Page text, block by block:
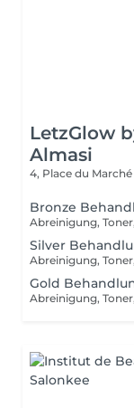
LetzGlow
Almasi
4, Place du Marché
Bronze
Silver
Gold